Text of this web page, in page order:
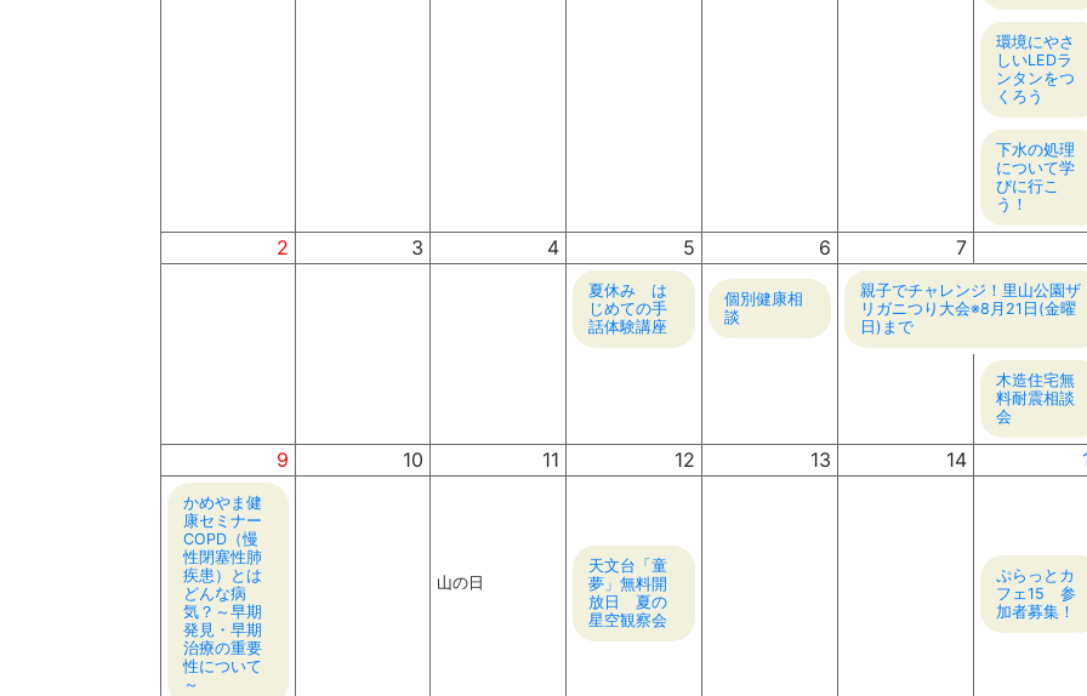
環境にやさ
しいLEDラ
ンタンをつ
くろう
下水の処理
について学
びに行こ
う！
2 3 4 5 6 7
夏休み は
じめての手
話体験講座
個別健康相
談
親子でチャレンジ！里山公園ザ
リガニつり大会※8月21日(金曜
日)まで
木造住宅無
料耐震相談
会
9 10 11 12 13 14
かめやま健
康セミナー
COPD（慢
性閉塞性肺
疾患）とは
どんな病
気？～早期
発見・早期
治療の重要
性について
～
山の日
天文台「童
夢」無料開
放日 夏の
星空観察会
ぷらっとカ
フェ15 参
加者募集！